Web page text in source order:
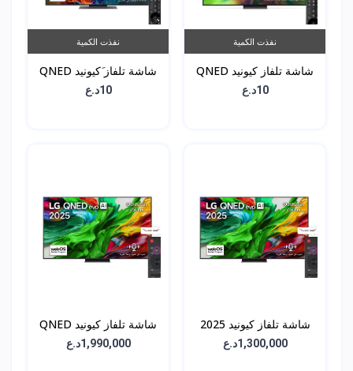
نفذت الكمية
شاشة تلفاز كيونيد QNED
10د.ع
نفذت الكمية
شاشة تلفاز َكيونيد QNED
10د.ع
شاشة تلفاز كيونيد 2025
1,300,000د.ع
شاشة تلفاز كيونيد QNED
86 - حجم 75 -
1,990,000د.ع